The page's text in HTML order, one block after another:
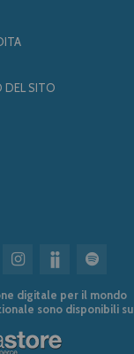
DEL SITO
digitale per il mondo
sono disponibili